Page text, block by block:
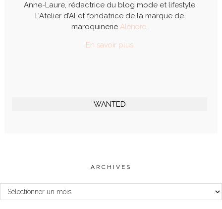
Anne-Laure, rédactrice du blog mode et lifestyle
L’Atelier d’Al et fondatrice de la marque de
maroquinerie Alénore.
En savoir plus
WANTED
ARCHIVES
Archives